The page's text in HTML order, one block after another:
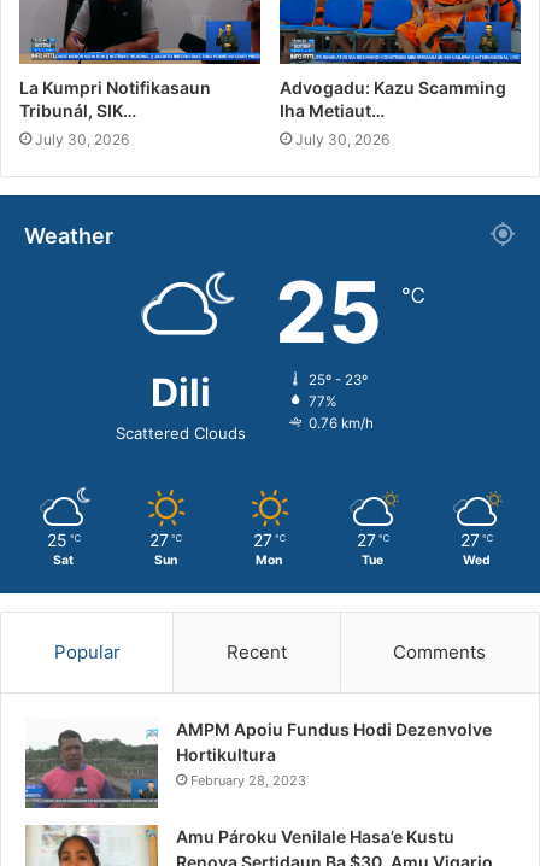
La Kumpri Notifikasaun
Tribunál, SIK…
July 30, 2026
Advogadu: Kazu Scamming
Iha Metiaut…
July 30, 2026
Weather
Dili
Scattered Clouds
25 ℃
25º - 23º
77%
0.76 km/h
25 ℃
Sat
27 ℃
Sun
27 ℃
Mon
27 ℃
Tue
27 ℃
Wed
Popular Recent Comments
AMPM Apoiu Fundus Hodi Dezenvolve
Hortikultura
February 28, 2023
Amu Pároku Venilale Hasa’e Kustu
Renova Sertidaun Ba $30, Amu Vigario